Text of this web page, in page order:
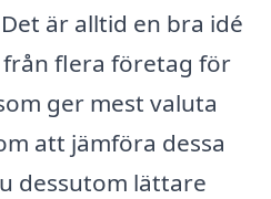
är alltid en bra idé
flera företag för
ger mest valuta
att jämföra dessa
dessutom lättare